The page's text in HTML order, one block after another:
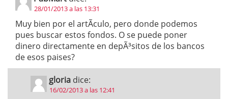
28/01/2013 a las 13:31
Muy bien por el artÃ­culo, pero donde podemos
pues buscar estos fondos. O se puede poner
dinero directamente en depÃ³sitos de los bancos
de esos paises?
gloria dice:
16/02/2013 a las 12:41